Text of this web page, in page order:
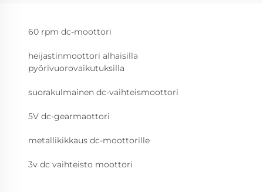
60 rpm dc-moottori
heijastinmoottori alhaisilla
pyörivuorovaikutuksilla
suorakulmainen dc-vaihteismoottori
5V dc-gearmaottori
metallikikkaus dc-moottorille
3v dc vaihteisto moottori